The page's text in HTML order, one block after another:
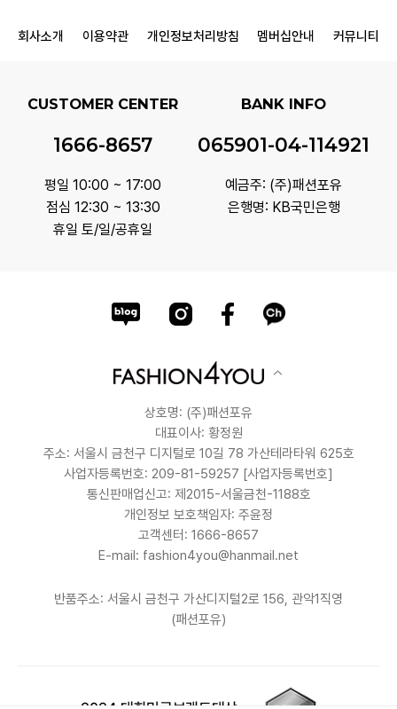
회사소개 이용약관 개인정보처리방침 멤버십안내 커뮤니티
CUSTOMER CENTER
1666-8657
평일 10:00 ~ 17:00
점심 12:30 ~ 13:30
휴일 토/일/공휴일
BANK INFO
065901-04-114921
예금주: (주)패션포유
은행명: KB국민은행
상호명: (주)패션포유
대표이사: 황정원
주소: 서울시 금천구 디지털로 10길 78 가산테라타워 625호
사업자등록번호: 209-81-59257 [사업자등록번호]
통신판매업신고: 제2015-서울금천-1188호
개인정보 보호책임자: 주윤정
고객센터: 1666-8657
E-mail: fashion4you@hanmail.net
반품주소: 서울시 금천구 가산디지털2로 156, 관악1직영
(패션포유)